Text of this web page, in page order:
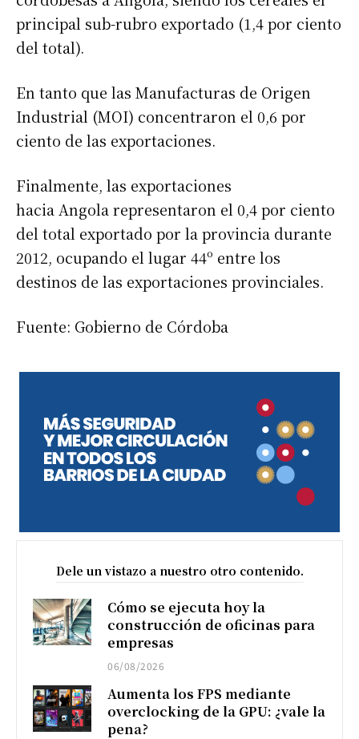
principal sub-rubro exportado (1,4 por ciento
del total).
En tanto que las Manufacturas de Origen
Industrial (MOI) concentraron el 0,6 por
ciento de las exportaciones.
Finalmente, las exportaciones
hacia Angola representaron el 0,4 por ciento
del total exportado por la provincia durante
2012, ocupando el lugar 44º entre los
destinos de las exportaciones provinciales.
Fuente: Gobierno de Córdoba
Dele un vistazo a nuestro otro contenido.
Cómo se ejecuta hoy la
construcción de oficinas para
empresas
06/08/2026
Aumenta los FPS mediante
overclocking de la GPU: ¿vale la
pena?